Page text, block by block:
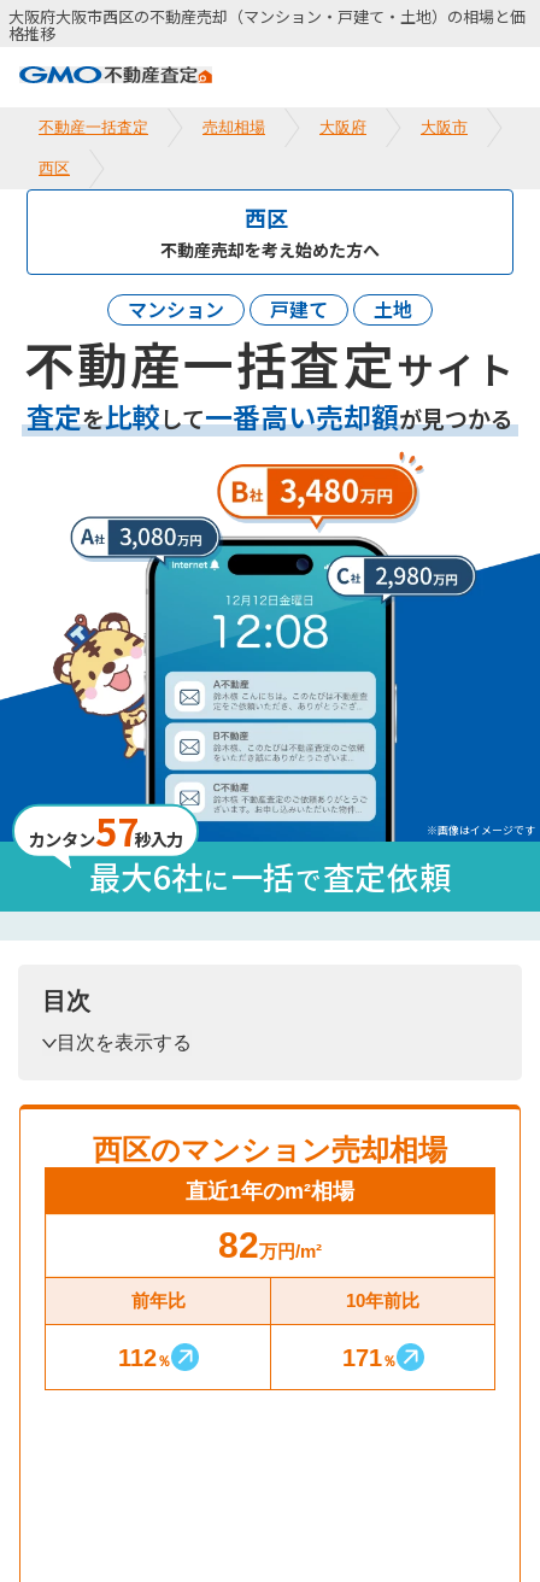
大阪府大阪市西区の不動産売却（マンション・戸建て・土地）の相場と価
格推移
不動産一括査定 売却相場 大阪府 大阪市
西区
西区
不動産売却を考え始めた方へ
マンション 戸建て 土地
不動産一括査定サイト
査定を比較して一番高い売却額が見つかる
※画像はイメージです
カンタン57秒入力
最大6社に一括で査定依頼
目次
目次を表示する
西区のマンション売却相場
直近1年のm²相場
82万円/m²
前年比 10年前比
112％ 171％